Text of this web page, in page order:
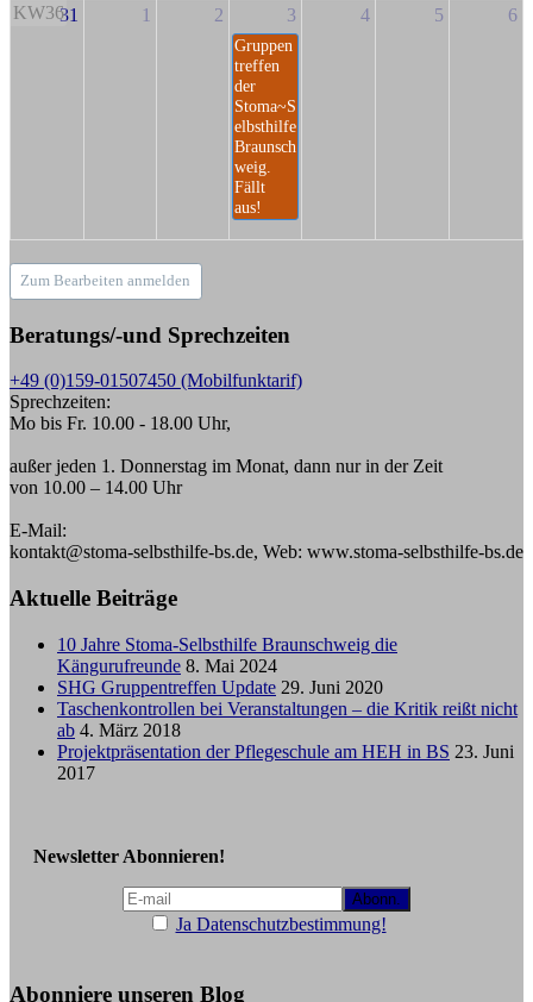
KW3631 1 2 3
Gruppen
treffen
der
Stoma~S
elbsthilfe
Braunsch
weig.
Fällt
aus!
4 5 6
Zum Bearbeiten anmelden
Beratungs/-und Sprechzeiten
+49 (0)159-01507450 (Mobilfunktarif)
Sprechzeiten:
Mo bis Fr. 10.00 - 18.00 Uhr,
außer jeden 1. Donnerstag im Monat, dann nur in der Zeit
von 10.00 – 14.00 Uhr
E-Mail:
kontakt@stoma-selbsthilfe-bs.de, Web: www.stoma-selbsthilfe-bs.de
Aktuelle Beiträge
10 Jahre Stoma-Selbsthilfe Braunschweig die
Kängurufreunde 8. Mai 2024
SHG Gruppentreffen Update 29. Juni 2020
Taschenkontrollen bei Veranstaltungen – die Kritik reißt nicht
ab 4. März 2018
Projektpräsentation der Pflegeschule am HEH in BS 23. Juni
2017
Newsletter Abonnieren!
Ja Datenschutzbestimmung!
Abonniere unseren Blog